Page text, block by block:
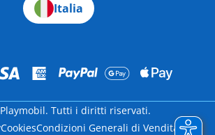
Italia
Tutti i diritti riservati.
CookiesCondizioni Generali di Vendita